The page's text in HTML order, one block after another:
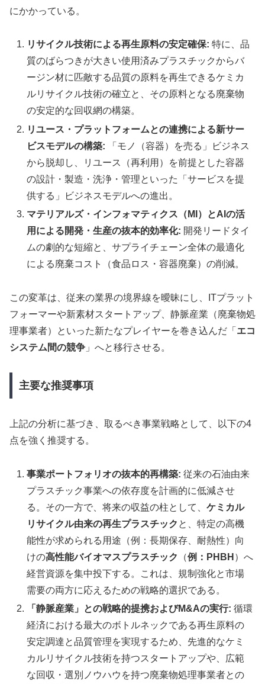
にかかっている。
リサイクル技術による再生原料の安定確保: 特に、品
質のばらつきが大きい使用済みプラスチックからバ
ージン材に匹敵する品質の原料を再生できるケミカ
ルリサイクル技術の確立と、その原料となる廃棄物
の安定的な回収網の構築。
リユース・プラットフォームとの連携による新サー
ビスモデルの構築: 「モノ（容器）を売る」ビジネス
から脱却し、リユース（再利用）を前提とした容器
の設計・製造・洗浄・管理といった「サービスを提
供する」ビジネスモデルへの進出。
マテリアルズ・インフォマティクス（MI）とAIの活
用による開発・生産の抜本的効率化: 開発リードタイ
ムの劇的な短縮と、サプライチェーン全体の最適化
による廃棄コスト（食品ロス・容器廃棄）の削減。
この変革は、従来の業界の境界線を曖昧にし、ITプラット
フォーマーや新素材スタートアップ、静脈産業（廃棄物処
理事業者）といった新たなプレイヤーを巻き込んだ「 エコ
システム間の競争 」へと移行させる。
主要な推奨事項
上記の分析に基づき、取るべき事業戦略として、以下の4
点を強く推奨する。
事業ポートフォリオの抜本的再構築: 従来の石油由来
プラスチック事業への依存度を計画的に低減させ
る。その一方で、将来の収益の柱として、ケミカル
リサイクル由来の再生プラスチック と、特定の高機
能性が求められる用途（例：長期保存、耐熱性）向
けの高性能バイオマスプラスチック （例：PHBH ）へ
経営資源を集中投下する。これは、規制強化と市場
需要の両方に応えるための戦略的選択である。
「静脈産業」との戦略的提携およびM&Aの実行: 循環
経済における最大のボトルネックである再生原料の
安定調達と品質管理を実現するため、先進的なケミ
カルリサイクル技術を持つスタートアップや、広範
な回収・選別ノウハウを持つ廃棄物処理事業者との